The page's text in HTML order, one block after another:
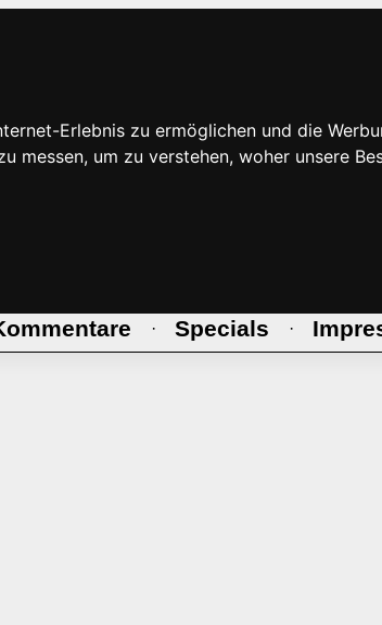
Erlebnis zu ermöglichen und die
messen, um zu verstehen, woher unsere
· Specials ·